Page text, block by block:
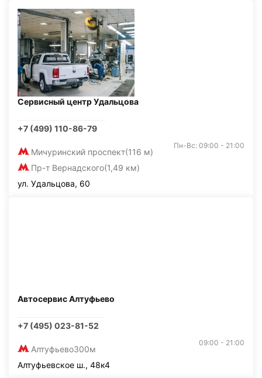
Сервисный центр Удальцова
+7 (499) 110-86-79
Мичуринский проспект(116 м)
Пр-т Вернадского(1,49 км)
Пн-Вс: 09:00 - 21:00
ул. Удальцова, 60
Автосервис Алтуфьево
+7 (495) 023-81-52
Алтуфьево300м
09:00 - 21:00
Алтуфьевское ш., 48к4